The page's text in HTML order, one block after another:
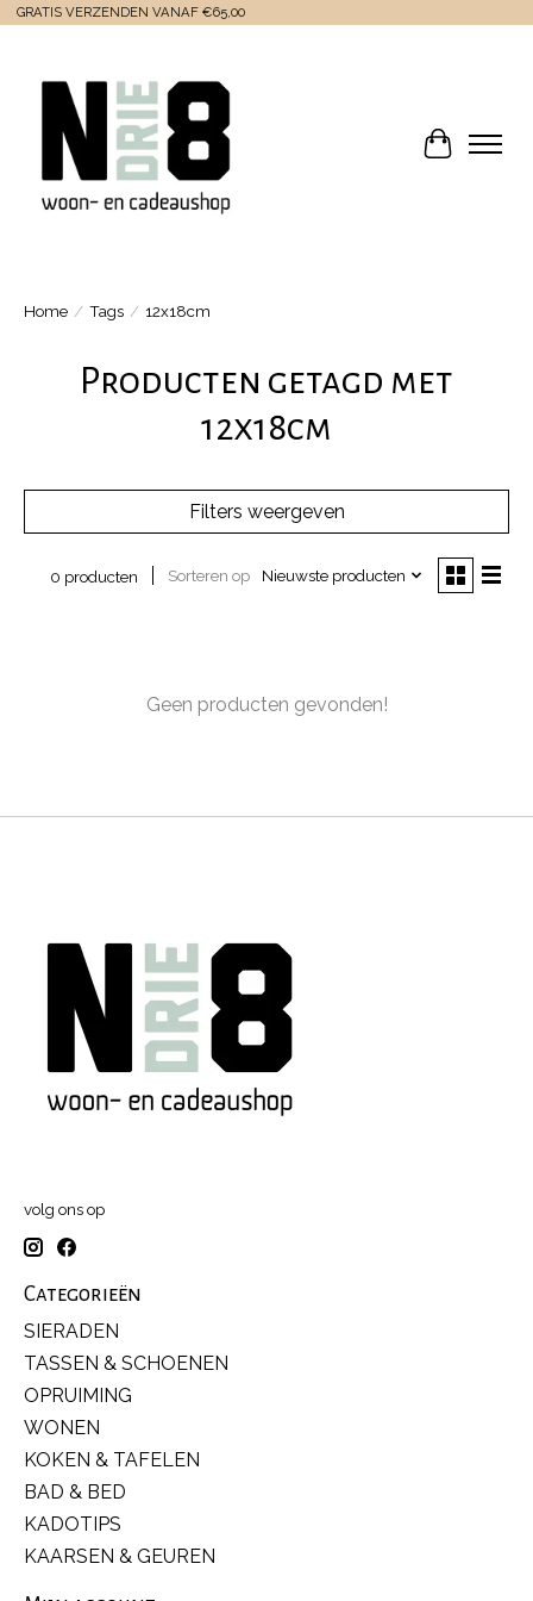
GRATIS VERZENDEN VANAF €65,00
Home / Tags / 12x18cm
Producten getagd met
12x18cm
Filters weergeven
0 producten Sorteren op Nieuwste producten
Geen producten gevonden!
volg ons op
Categorieën
SIERADEN
TASSEN & SCHOENEN
OPRUIMING
WONEN
KOKEN & TAFELEN
BAD & BED
KADOTIPS
KAARSEN & GEUREN